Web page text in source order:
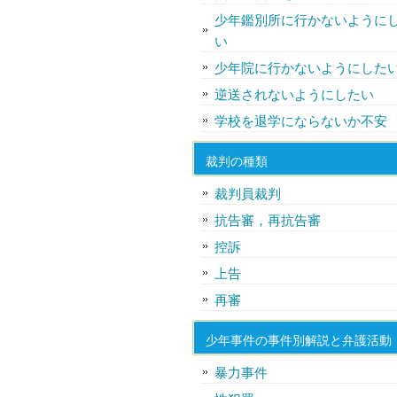
少年鑑別所に行かないように
い
少年院に行かないようにした
逆送されないようにしたい
学校を退学にならないか不安
裁判の種類
裁判員裁判
抗告審，再抗告審
控訴
上告
再審
少年事件の事件別解説と弁護活動
暴力事件